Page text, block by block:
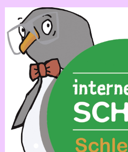
Zuhause
und
Schule
Klassenfahrten
Der
Schulweg
Läuse-
Info
Kontakt